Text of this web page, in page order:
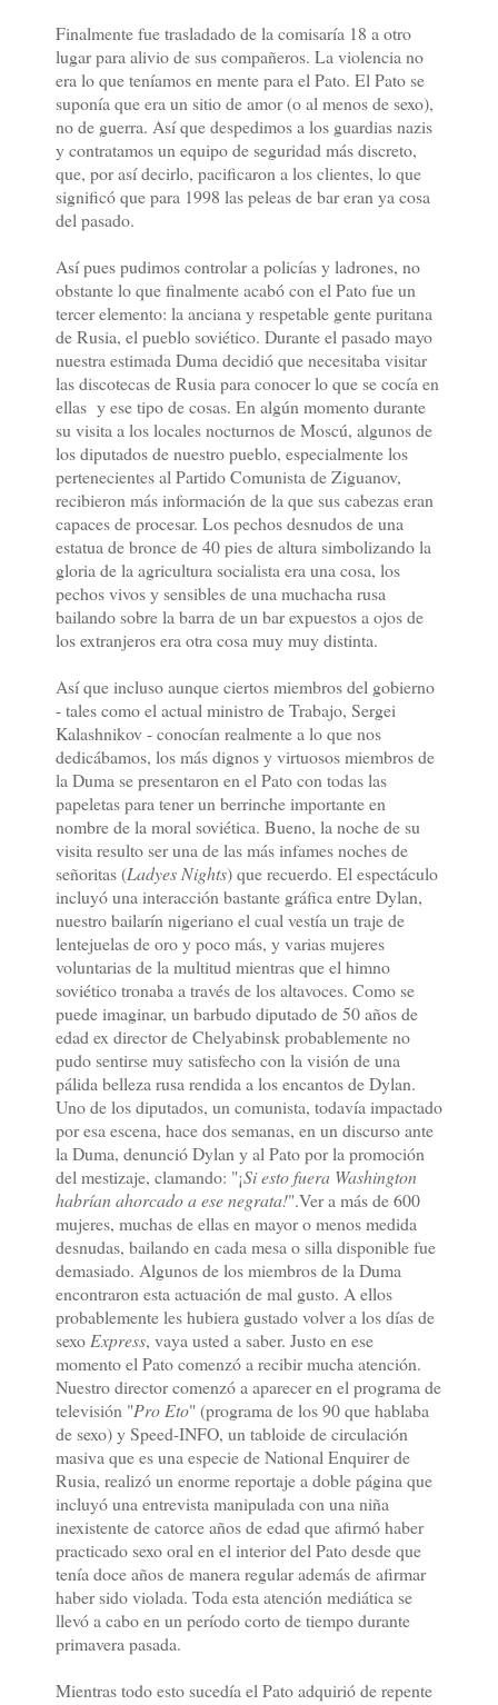
Finalmente fue trasladado de la comisaría 18 a otro
lugar para alivio de sus compañeros. La violencia no
era lo que teníamos en mente para el Pato. El Pato se
suponía que era un sitio de amor (o al menos de sexo),
no de guerra. Así que despedimos a los guardias nazis
y contratamos un equipo de seguridad más discreto,
que, por así decirlo, pacificaron a los clientes, lo que
significó que para 1998 las peleas de bar eran ya cosa
del pasado.
Así pues pudimos controlar a policías y ladrones, no
obstante lo que finalmente acabó con el Pato fue un
tercer elemento: la anciana y respetable gente puritana
de Rusia, el pueblo soviético. Durante el pasado mayo
nuestra estimada Duma decidió que necesitaba visitar
las discotecas de Rusia para conocer lo que se cocía en
ellas y ese tipo de cosas. En algún momento durante
su visita a los locales nocturnos de Moscú, algunos de
los diputados de nuestro pueblo, especialmente los
pertenecientes al Partido Comunista de Ziguanov,
recibieron más información de la que sus cabezas eran
capaces de procesar. Los pechos desnudos de una
estatua de bronce de 40 pies de altura simbolizando la
gloria de la agricultura socialista era una cosa, los
pechos vivos y sensibles de una muchacha rusa
bailando sobre la barra de un bar expuestos a ojos de
los extranjeros era otra cosa muy muy distinta.
Así que incluso aunque ciertos miembros del gobierno
- tales como el actual ministro de Trabajo, Sergei
Kalashnikov - conocían realmente a lo que nos
dedicábamos, los más dignos y virtuosos miembros de
la Duma se presentaron en el Pato con todas las
papeletas para tener un berrinche importante en
nombre de la moral soviética. Bueno, la noche de su
visita resulto ser una de las más infames noches de
señoritas (Ladyes Nights) que recuerdo. El espectáculo
incluyó una interacción bastante gráfica entre Dylan,
nuestro bailarín nigeriano el cual vestía un traje de
lentejuelas de oro y poco más, y varias mujeres
voluntarias de la multitud mientras que el himno
soviético tronaba a través de los altavoces. Como se
puede imaginar, un barbudo diputado de 50 años de
edad ex director de Chelyabinsk probablemente no
pudo sentirse muy satisfecho con la visión de una
pálida belleza rusa rendida a los encantos de Dylan.
Uno de los diputados, un comunista, todavía impactado
por esa escena, hace dos semanas, en un discurso ante
la Duma, denunció Dylan y al Pato por la promoción
del mestizaje, clamando: "¡Si esto fuera Washington
habrían ahorcado a ese negrata!".Ver a más de 600
mujeres, muchas de ellas en mayor o menos medida
desnudas, bailando en cada mesa o silla disponible fue
demasiado. Algunos de los miembros de la Duma
encontraron esta actuación de mal gusto. A ellos
probablemente les hubiera gustado volver a los días de
sexoExpress, vaya usted a saber. Justo en ese
momento el Pato comenzó a recibir mucha atención.
Nuestro director comenzó a aparecer en el programa de
televisión "Pro Eto" (programa de los 90 que hablaba
de sexo) y Speed-INFO, un tabloide de circulación
masiva que es una especie de National Enquirer de
Rusia, realizó un enorme reportaje a doble página que
incluyó una entrevista manipulada con una niña
inexistente de catorce años de edad que afirmó haber
practicado sexo oral en el interior del Pato desde que
tenía doce años de manera regular además de afirmar
haber sido violada. Toda esta atención mediática se
llevó a cabo en un período corto de tiempo durante
primavera pasada.
Mientras todo esto sucedía el Pato adquirió de repente